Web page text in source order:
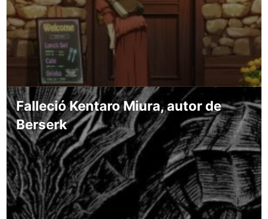
Falleció Kentaro Miura, autor de
Berserk